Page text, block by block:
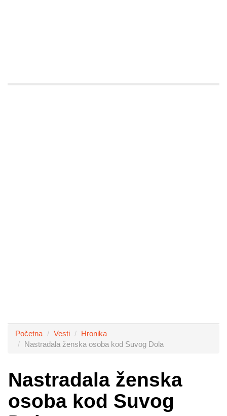
Početna Vesti
Hronika
Nastradala ženska osoba kod Suvog Dola
Nastradala ženska
osoba kod Suvog